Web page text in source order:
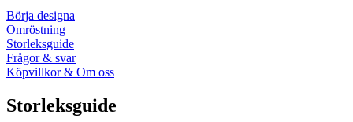
Börja designa
Omröstning
Storleksguide
Frågor & svar
Köpvillkor & Om oss
Storleksguide